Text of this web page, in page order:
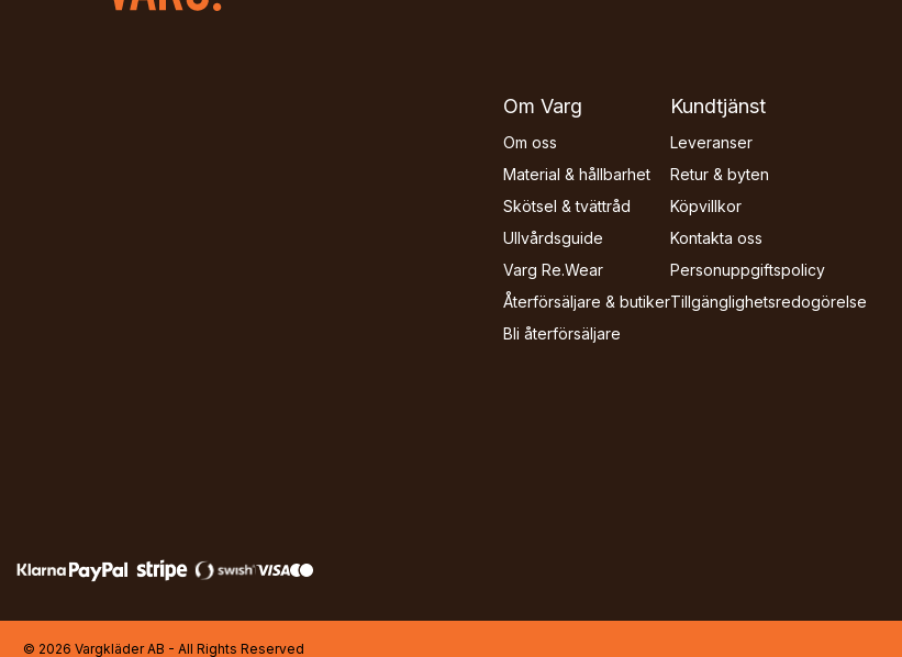
Om Varg
Om oss
Material & hållbarhet
Skötsel & tvättråd
Ullvårdsguide
Varg Re.Wear
Återförsäljare & butiker
Bli återförsäljare
Kundtjänst
Leveranser
Retur & byten
Köpvillkor
Kontakta oss
Personuppgiftspolicy
Tillgänglighets­redogörelse
© 2026 Vargkläder AB - All Rights Reserved